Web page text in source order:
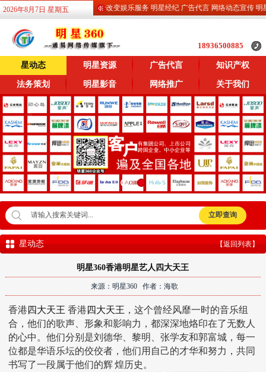
2026年8月7日 星期五
专业权威融媒体 致力于改变娱乐服务 明星经纪 广告代言 网络动态宣传 明星360
18936500885
星动态 明星资源 广告代言 知识产权
法务策划 明星影音 网络推广 关于我们
星动态 【返回列表】
明星360香港明星艺人四大天王
来源：明星360 作者：海歌
香港 四大天王 香港 四大天王 ，这个曾经风靡一时的音乐组
合，他们的歌声、形象和影响力，都深深地烙印在了无数人
的心中。他们分别是刘德华、黎明、张学友和郭富城，每一
位都是华语乐坛的佼佼者，他们用自己的才华和努力，共同
书写了一段属于他们的辉 煌历史。